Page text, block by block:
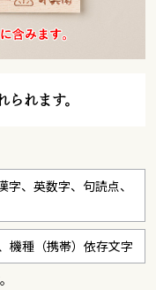
られます。
、英数字、句読点、
機種（携帯）依存文字